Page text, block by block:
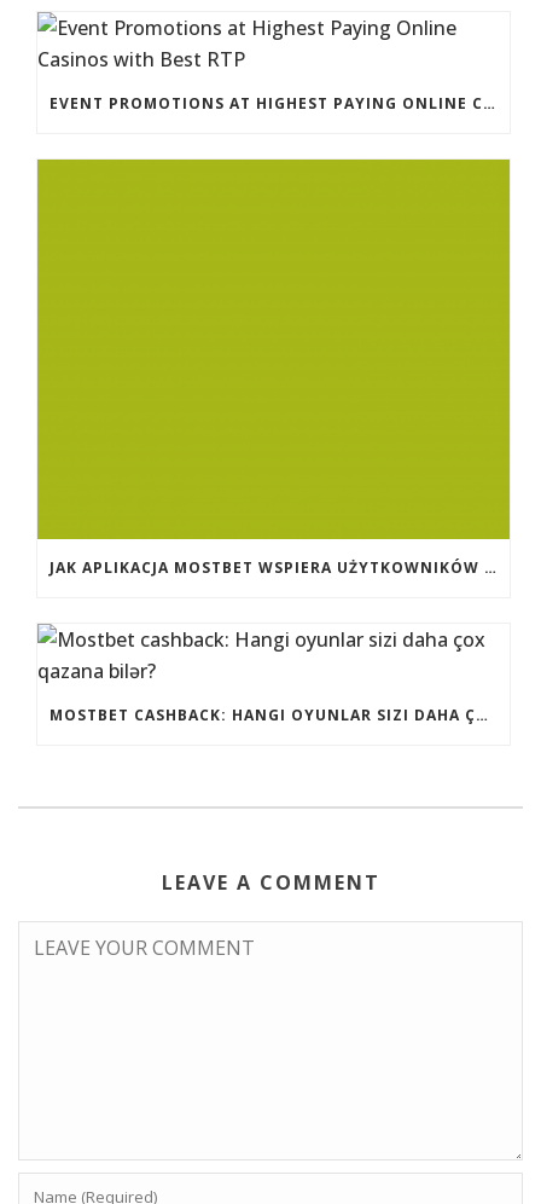
EVENT PROMOTIONS AT HIGHEST PAYING ONLINE CASINOS WITH BEST RTP
JAK APLIKACJA MOSTBET WSPIERA UŻYTKOWNIKÓW ANDROIDA?
MOSTBET CASHBACK: HANGI OYUNLAR SIZI DAHA ÇOX QAZANA BILƏR?
LEAVE A COMMENT